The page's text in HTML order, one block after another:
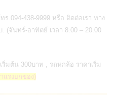
ทร.094-438-9999 หรือ ติดต่อเรา ทาง
(จันทร์-อาทิตย์ เวลา 8:00 – 20:00
ริ่มต้น 300บาท , รถหกล้อ ราคาเริ่ม
แรงยกของ)